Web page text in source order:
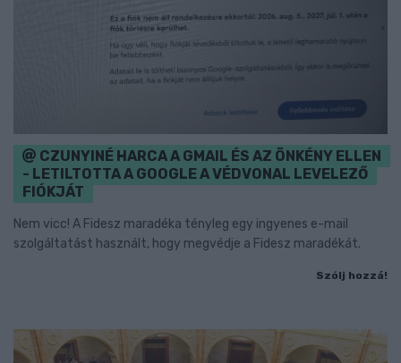
CZUNYINÉ HARCA A GMAIL ÉS AZ ÖNKÉNY ELLEN
- LETILTOTTA A GOOGLE A VÉDVONAL LEVELEZŐ
FIÓKJÁT
Nem vicc! A Fidesz maradéka tényleg egy ingyenes e-mail
szolgáltatást használt, hogy megvédje a Fidesz maradékát.
Szólj hozzá!